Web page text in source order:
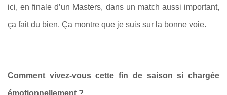
ici, en finale d’un Masters, dans un match aussi important,
ça fait du bien. Ça montre que je suis sur la bonne voie.
Comment vivez-vous cette fin de saison si chargée